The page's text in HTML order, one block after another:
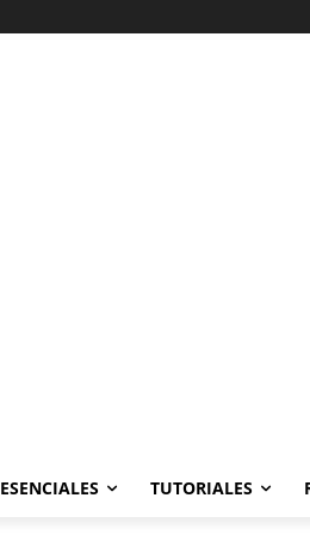
ESENCIALES TUTORIALES